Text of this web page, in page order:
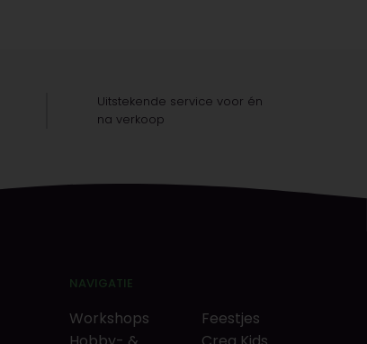
Uitstekende service voor én
na verkoop
NAVIGATIE
Workshops
Feestjes